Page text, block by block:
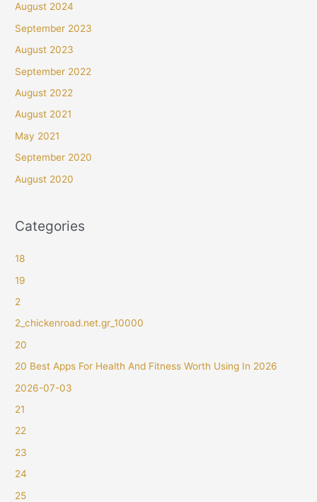
August 2024
September 2023
August 2023
September 2022
August 2022
August 2021
May 2021
September 2020
August 2020
Categories
18
19
2
2_chickenroad.net.gr_10000
20
20 Best Apps For Health And Fitness Worth Using In 2026
2026-07-03
21
22
23
24
25